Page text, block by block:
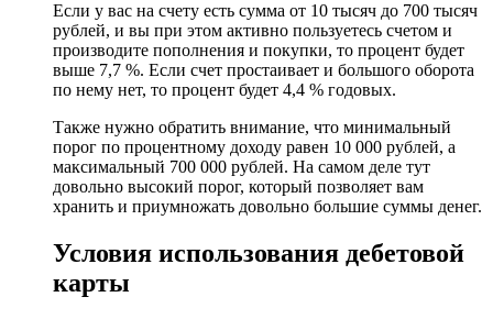
Если у вас на счету есть сумма от 10 тысяч до 700 тысяч
рублей, и вы при этом активно пользуетесь счетом и
производите пополнения и покупки, то процент будет
выше 7,7 %. Если счет простаивает и большого оборота
по нему нет, то процент будет 4,4 % годовых.
Также нужно обратить внимание, что минимальный
порог по процентному доходу равен 10 000 рублей, а
максимальный 700 000 рублей. На самом деле тут
довольно высокий порог, который позволяет вам
хранить и приумножать довольно большие суммы денег.
Условия использования дебетовой
карты